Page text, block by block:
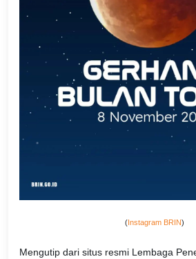
( Instagram BRIN)
Mengutip dari situs resmi Lembaga